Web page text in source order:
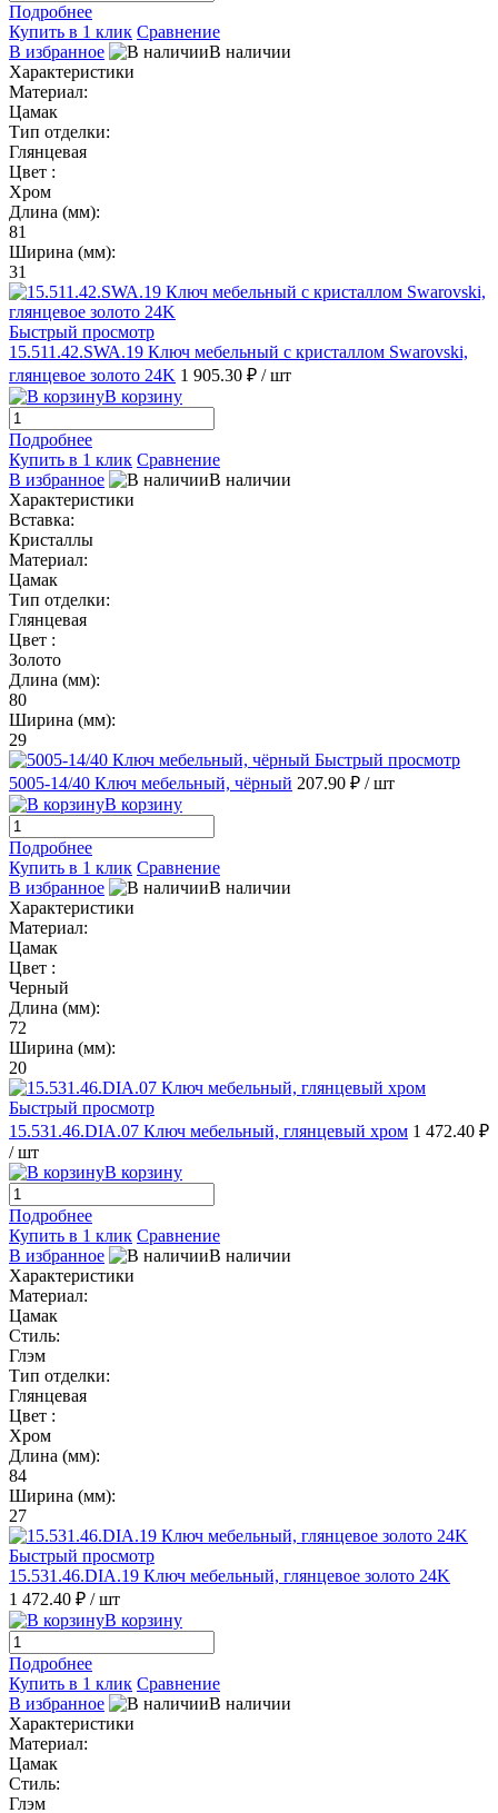
Подробнее
Купить в 1 клик Сравнение
В избранное
В наличии
Характеристики
Материал:
Цамак
Тип отделки:
Глянцевая
Цвет :
Хром
Длина (мм):
81
Ширина (мм):
31
Быстрый просмотр
15.511.42.SWA.19 Ключ мебельный с кристаллом Swarovski,
глянцевое золото 24K 1 905.30 ₽ / шт
В корзину
Подробнее
Купить в 1 клик Сравнение
В избранное
В наличии
Характеристики
Вставка:
Кристаллы
Материал:
Цамак
Тип отделки:
Глянцевая
Цвет :
Золото
Длина (мм):
80
Ширина (мм):
29
Быстрый просмотр
5005-14/40 Ключ мебельный, чёрный 207.90 ₽ / шт
В корзину
Подробнее
Купить в 1 клик Сравнение
В избранное
В наличии
Характеристики
Материал:
Цамак
Цвет :
Черный
Длина (мм):
72
Ширина (мм):
20
Быстрый просмотр
15.531.46.DIA.07 Ключ мебельный, глянцевый хром 1 472.40 ₽
/ шт
В корзину
Подробнее
Купить в 1 клик Сравнение
В избранное
В наличии
Характеристики
Материал:
Цамак
Стиль:
Глэм
Тип отделки:
Глянцевая
Цвет :
Хром
Длина (мм):
84
Ширина (мм):
27
Быстрый просмотр
15.531.46.DIA.19 Ключ мебельный, глянцевое золото 24K
1 472.40 ₽ / шт
В корзину
Подробнее
Купить в 1 клик Сравнение
В избранное
В наличии
Характеристики
Материал:
Цамак
Стиль:
Глэм